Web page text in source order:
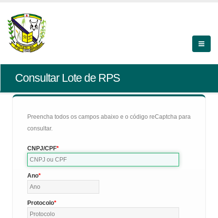
Consultar Lote de RPS
Preencha todos os campos abaixo e o código reCaptcha para
consultar.
CNPJ/CPF
Ano
Protocolo